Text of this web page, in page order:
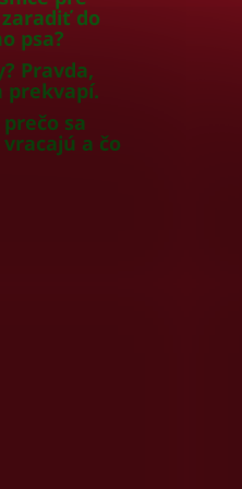
do
psa?
Pravda,
prekvapí.
sa
a čo